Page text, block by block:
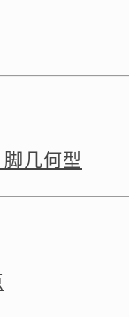
几何型